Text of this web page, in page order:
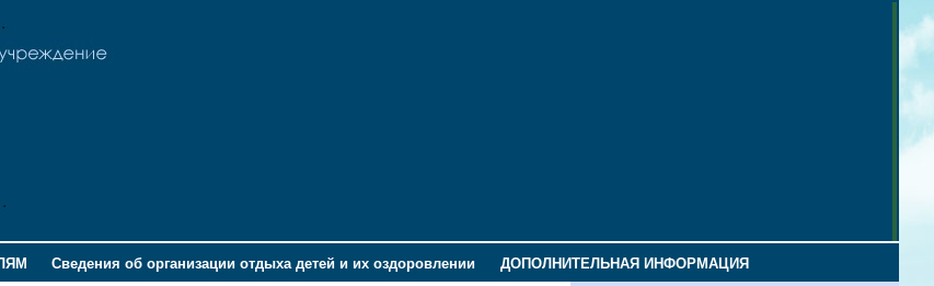
Сведения об организации отдыха детей и их оздоровлении ДОПОЛНИТЕЛЬНАЯ ИНФОРМАЦИЯ